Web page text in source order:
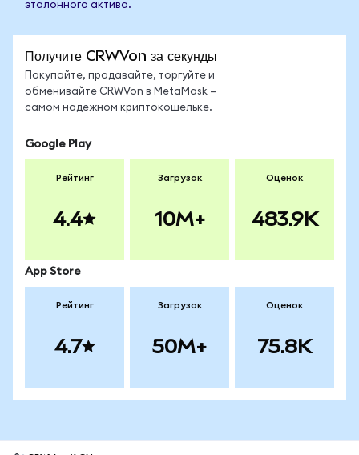
эталонного актива.
Получите CRWVon за секунды
Покупайте, продавайте, торгуйте и
обменивайте CRWVon в MetaMask —
самом надёжном криптокошельке.
Google Play
Рейтинг
4.4
Загрузок
10M+
Оценок
483.9K
App Store
Рейтинг
4.7
Загрузок
50M+
Оценок
75.8K